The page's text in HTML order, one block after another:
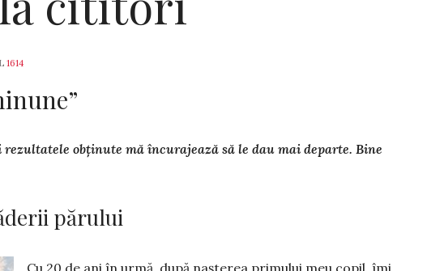
1614
obținute mă încurajează să le dau mai departe. Bine
părului
Cu 20 de ani în urmă, după nașterea primului meu copil, îmi